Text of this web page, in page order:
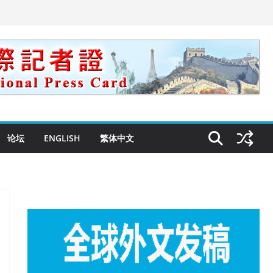
论坛 ENGLISH 繁体中文